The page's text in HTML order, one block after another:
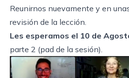
Reunirnos nuevamente y en
revisión de la lección.
Les esperamos el 10 de
parte 2 (pad de la sesión).